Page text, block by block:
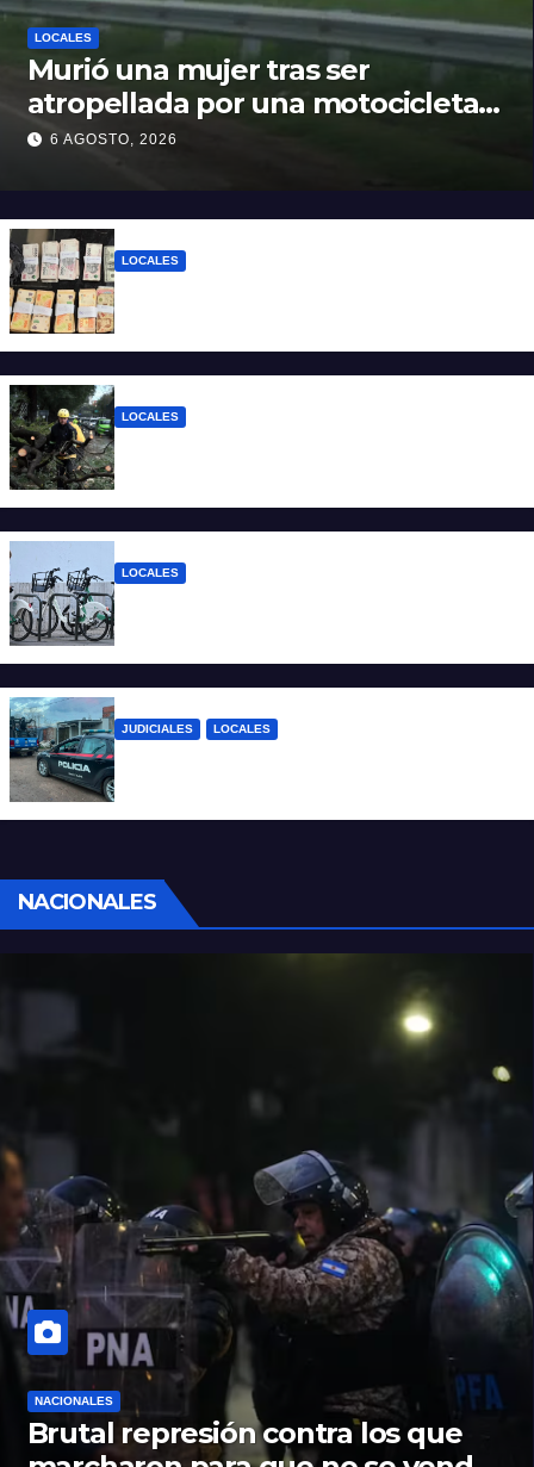
LOCALES
Murió una mujer tras ser
atropellada por una motocicleta
en Nelson
6 AGOSTO, 2026
LOCALES
LOCALES
LOCALES
JUDICIALES LOCALES
NACIONALES
NACIONALES
Brutal represión contra los que